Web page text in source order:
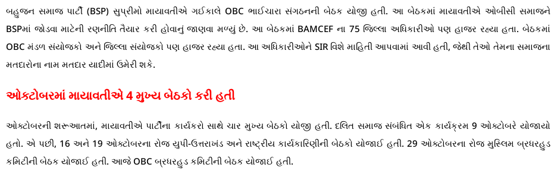
બહુજન સમાજ પાર્ટી (BSP) સુપ્રીમો માયાવતીએ ગઈકાલે OBC ભાઈચારા સંગઠનની બેઠક યોજી હતી. આ બેઠકમાં માયાવતીએ ઓબીસી સમાજને
BSPમાં જોડવા માટેની રણનીતિ તૈયાર કરી હોવાનું જાણવા મળ્યું છે. આ બેઠકમાં BAMCEF ના 75 જિલ્લા અધિકારીઓ પણ હાજર રહ્યા હતા. બેઠકમાં
OBC મંડળ સંયોજકો અને જિલ્લા સંયોજકો પણ હાજર રહ્યા હતા. આ અધિકારીઓને SIR વિશે માહિતી આપવામાં આવી હતી, જેથી તેઓ તેમના સમાજના
મતદારોના નામ મતદાર યાદીમાં ઉમેરી શકે.
ઓક્ટોબરમાં માયાવતીએ 4 મુખ્ય બેઠકો કરી હતી
ઓક્ટોબરની શરૂઆતમાં, માયાવતીએ પાર્ટીના કાર્યકરો સાથે ચાર મુખ્ય બેઠકો યોજી હતી. દલિત સમાજ સંબંધિત એક કાર્યક્રમ 9 ઓક્ટોબરે યોજાયો
હતો. એ પછી, 16 અને 19 ઓક્ટોબરના રોજ યુપી-ઉત્તરાખંડ અને રાષ્ટ્રીય કાર્યકારિણીની બેઠકો યોજાઈ હતી. 29 ઓક્ટોબરના રોજ મુસ્લિમ બ્રધરહુડ
કમિટીની બેઠક યોજાઈ હતી. આજે OBC બ્રધરહુડ કમિટીની બેઠક યોજાઈ હતી.